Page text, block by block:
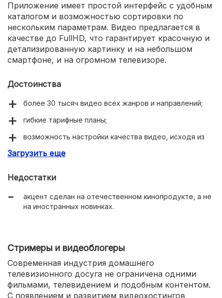
Приложение имеет простой интерфейс с удобным
каталогом и возможностью сортировки по
нескольким параметрам. Видео предлагается в
качестве до FullHD, что гарантирует красочную и
детализированную картинку и на небольшом
смартфоне, и на огромном телевизоре.
Достоинства
более 30 тысяч видео всех жанров и направлений;
гибкие тарифные планы;
возможность настройки качества видео, исходя из
дачи, просмотра в дороге;
кулинарных передач;
бесплатный доступ к пакету федеральных каналов;
Загрузить еще
Недостатки
акцент сделан на отечественном кинопродукте, а не
на иностранных новинках.
Стримеры и видеоблогеры
Современная индустрия домашнего
телевизионного досуга не ограничена одними
фильмами, телевидением и подобным контентом.
С появлением и развитием видеохостингов